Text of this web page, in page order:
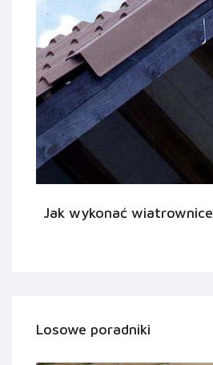
Jak wykonać wiatrownice
Losowe poradniki